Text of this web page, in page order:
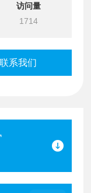
访问量
1714
联系我们